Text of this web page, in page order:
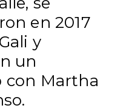
en 2017
y
un
con Martha